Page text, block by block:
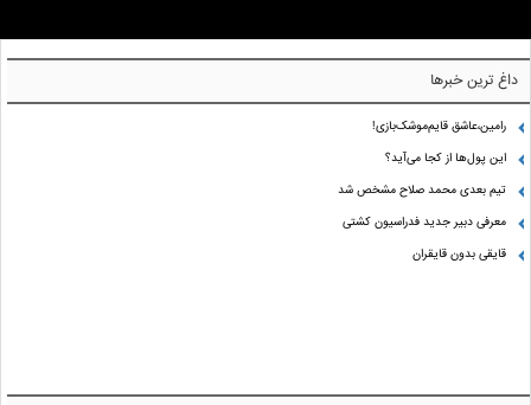
داغ ترین خبرها
رامین،عاشق قایم‌موشک‌بازی!
این پول‌ها از کجا می‌آید؟
تیم بعدی محمد صلاح مشخص شد
معرفی دبیر جدید فدراسیون کشتی
قایقی بدون قایقران